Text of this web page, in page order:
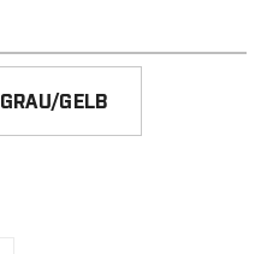
GRAU/GELB